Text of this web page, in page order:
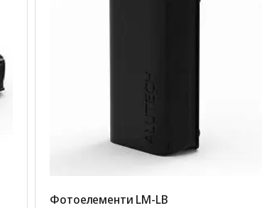
Фотоелементи LM-LB